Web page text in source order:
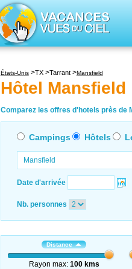
États-Unis TX Tarrant Mansfield
Hôtel Mansfield
Comparez les offres d'hotels près de
Campings Hôtels
Date d'arrivée
Nb. personnes
Distance
Rayon max: 100 kms